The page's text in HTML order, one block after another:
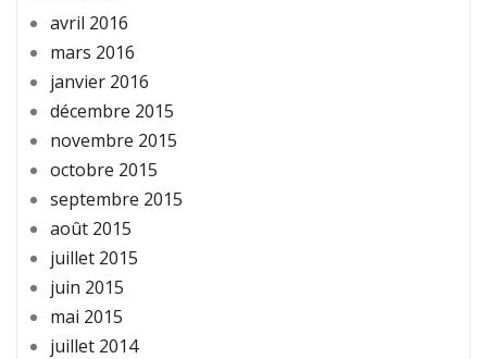
avril 2016
mars 2016
janvier 2016
décembre 2015
novembre 2015
octobre 2015
septembre 2015
août 2015
juillet 2015
juin 2015
mai 2015
juillet 2014